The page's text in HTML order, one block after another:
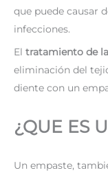
que puede causar
infecciones.
El tratamiento de
eliminación del
diente con un
¿QUE ES
Un empaste,